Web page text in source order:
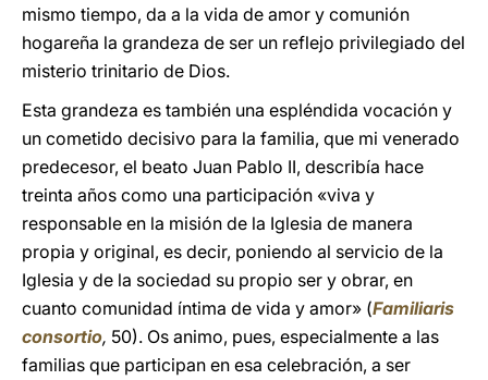
mismo tiempo, da a la vida de amor y comunión
hogareña la grandeza de ser un reflejo privilegiado del
misterio trinitario de Dios.
Esta grandeza es también una espléndida vocación y
un cometido decisivo para la familia, que mi venerado
predecesor, el beato Juan Pablo II, describía hace
treinta años como una participación «viva y
responsable en la misión de la Iglesia de manera
propia y original, es decir, poniendo al servicio de la
Iglesia y de la sociedad su propio ser y obrar, en
cuanto comunidad íntima de vida y amor» (Familiaris
consortio, 50). Os animo, pues, especialmente a las
familias que participan en esa celebración, a ser